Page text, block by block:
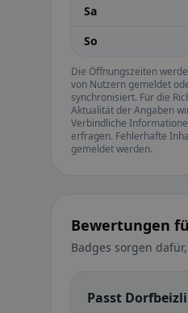
Sa
So
Die Öffnungszeiten
von Nutzern gemeldet
synchronisiert. Für die
Aktualität der Angaben
Verbindliche
erfragen. Fehlerhafte
gemeldet werden.
Bewertungen
Badges sorgen
Passt